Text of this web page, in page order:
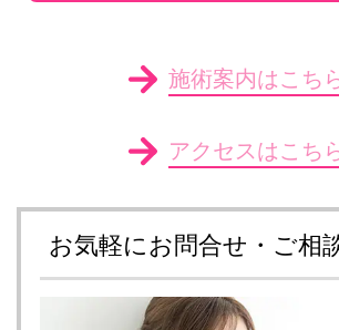
施術案内はこち
アクセスはこち
お気軽にお問合せ・ご相